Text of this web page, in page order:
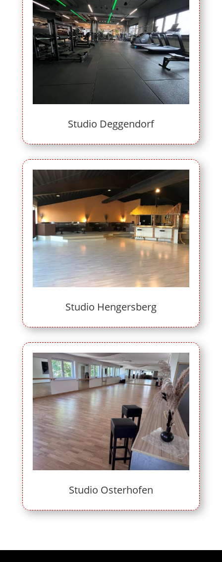
Studio Deggendorf
Studio Hengersberg
Studio Osterhofen